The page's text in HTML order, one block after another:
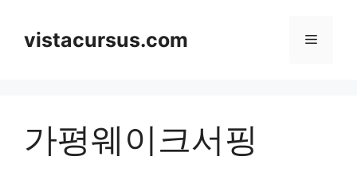
contentvistacursus.com Menu
가평웨이크서핑